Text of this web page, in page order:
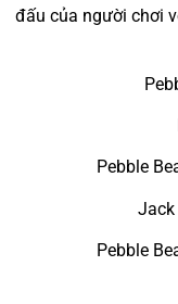
đấu của người chơi
Pebble
Jack
Pebble